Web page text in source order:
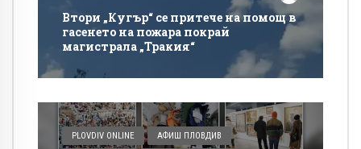
Втори „Кугър“ се притече на помощ в
гасенето на пожара покрай
магистрала „Тракия“
PLOVDIV ONLINE АФИШ ПЛОВДИВ